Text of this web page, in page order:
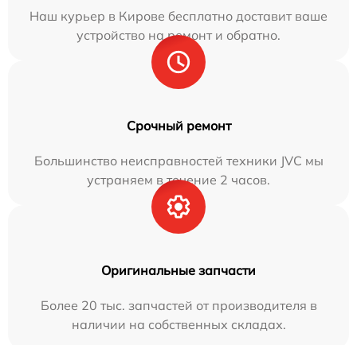
Наш курьер в Кирове бесплатно доставит ваше
устройство на ремонт и обратно.
Срочный ремонт
Большинство неисправностей техники JVC мы
устраняем в течение 2 часов.
Оригинальные запчасти
Более 20 тыс. запчастей от производителя в
наличии на собственных складах.